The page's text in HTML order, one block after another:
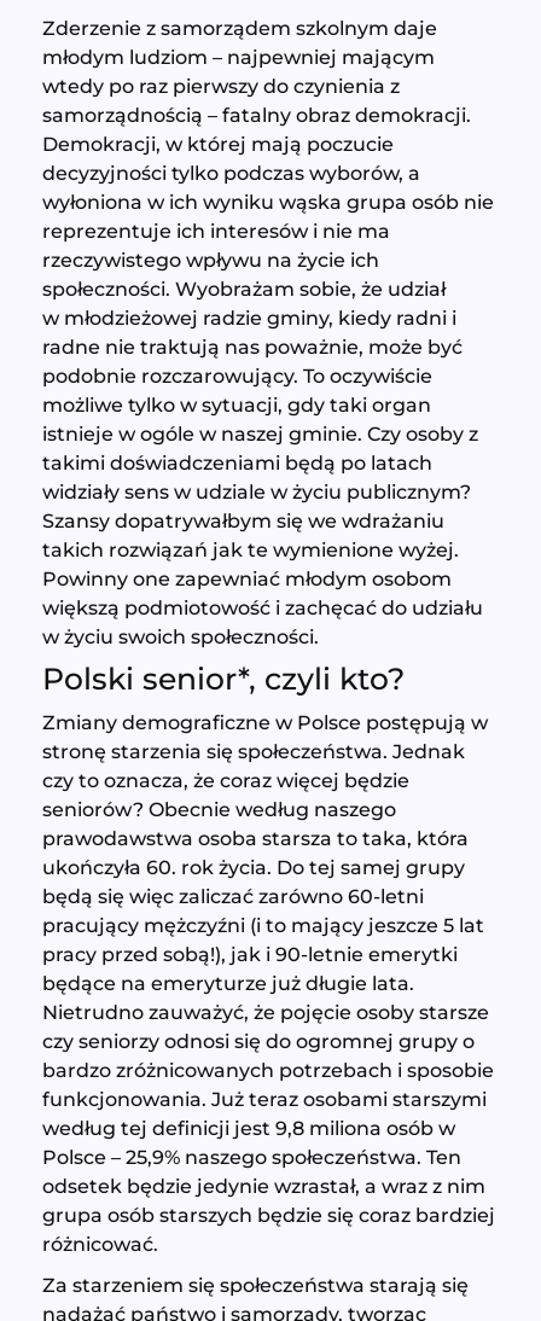
Zderzenie z samorządem szkolnym daje
młodym ludziom – najpewniej mającym
wtedy po raz pierwszy do czynienia z
samorządnością – fatalny obraz demokracji.
Demokracji, w której mają poczucie
decyzyjności tylko podczas wyborów, a
wyłoniona w ich wyniku wąska grupa osób nie
reprezentuje ich interesów i nie ma
rzeczywistego wpływu na życie ich
społeczności. Wyobrażam sobie, że udział
w młodzieżowej radzie gminy, kiedy radni i
radne nie traktują nas poważnie, może być
podobnie rozczarowujący. To oczywiście
możliwe tylko w sytuacji, gdy taki organ
istnieje w ogóle w naszej gminie. Czy osoby z
takimi doświadczeniami będą po latach
widziały sens w udziale w życiu publicznym?
Szansy dopatrywałbym się we wdrażaniu
takich rozwiązań jak te wymienione wyżej.
Powinny one zapewniać młodym osobom
większą podmiotowość i zachęcać do udziału
w życiu swoich społeczności.
Polski senior*, czyli kto?
Zmiany demograficzne w Polsce postępują w
stronę starzenia się społeczeństwa. Jednak
czy to oznacza, że coraz więcej będzie
seniorów? Obecnie według naszego
prawodawstwa osoba starsza to taka, która
ukończyła 60. rok życia. Do tej samej grupy
będą się więc zaliczać zarówno 60-letni
pracujący mężczyźni (i to mający jeszcze 5 lat
pracy przed sobą!), jak i 90-letnie emerytki
będące na emeryturze już długie lata.
Nietrudno zauważyć, że pojęcie osoby starsze
czy seniorzy odnosi się do ogromnej grupy o
bardzo zróżnicowanych potrzebach i sposobie
funkcjonowania. Już teraz osobami starszymi
według tej definicji jest 9,8 miliona osób w
Polsce – 25,9% naszego społeczeństwa. Ten
odsetek będzie jedynie wzrastał, a wraz z nim
grupa osób starszych będzie się coraz bardziej
różnicować.
Za starzeniem się społeczeństwa starają się
nadążać państwo i samorządy, tworząc